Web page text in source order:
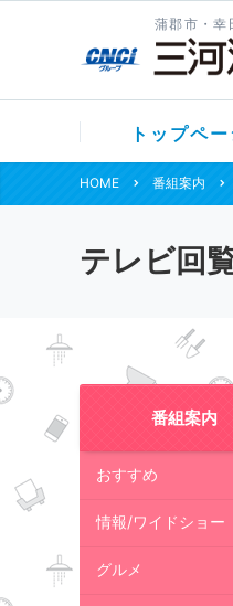
蒲郡市・幸
トップペー
HOME 番組案内
テレビ回
番組案内
おすすめ
情報/ワイドショー
グルメ